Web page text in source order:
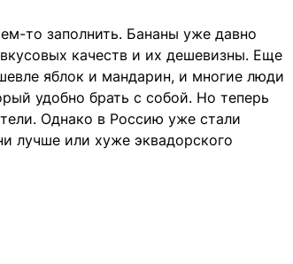
то заполнить. Бананы уже давно
качеств и их дешевизны. Еще
яблок и мандарин, и многие люди
удобно брать с собой. Но теперь
Однако в Россию уже стали
лучше или хуже эквадорского